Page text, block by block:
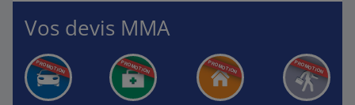
Vos devis MMA